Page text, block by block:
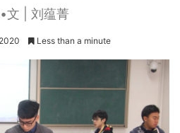
文 | 刘蕴菁
Less than a minute